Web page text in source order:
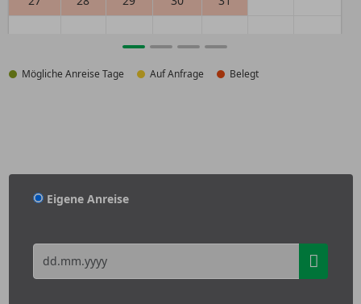
Mögliche Anreise Tage Auf Anfrage Belegt
Eigene Anreise